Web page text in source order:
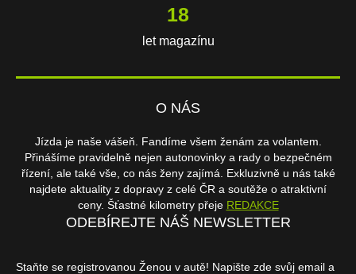
18
let magazínu
O NÁS
Jízda je naše vášeň. Fandíme všem ženám za volantem.
Přinášíme pravidelně nejen autonovinky a rady o bezpečném
řízení, ale také vše, co nás ženy zajímá. Exkluzivně u nás také
najdete aktuality z dopravy z celé ČR a soutěže o atraktivní
ceny. Šťastné kilometry přeje REDAKCE
ODEBÍREJTE NÁŠ NEWSLETTER
Staňte se registrovanou Ženou v autě! Napište zde svůj email a